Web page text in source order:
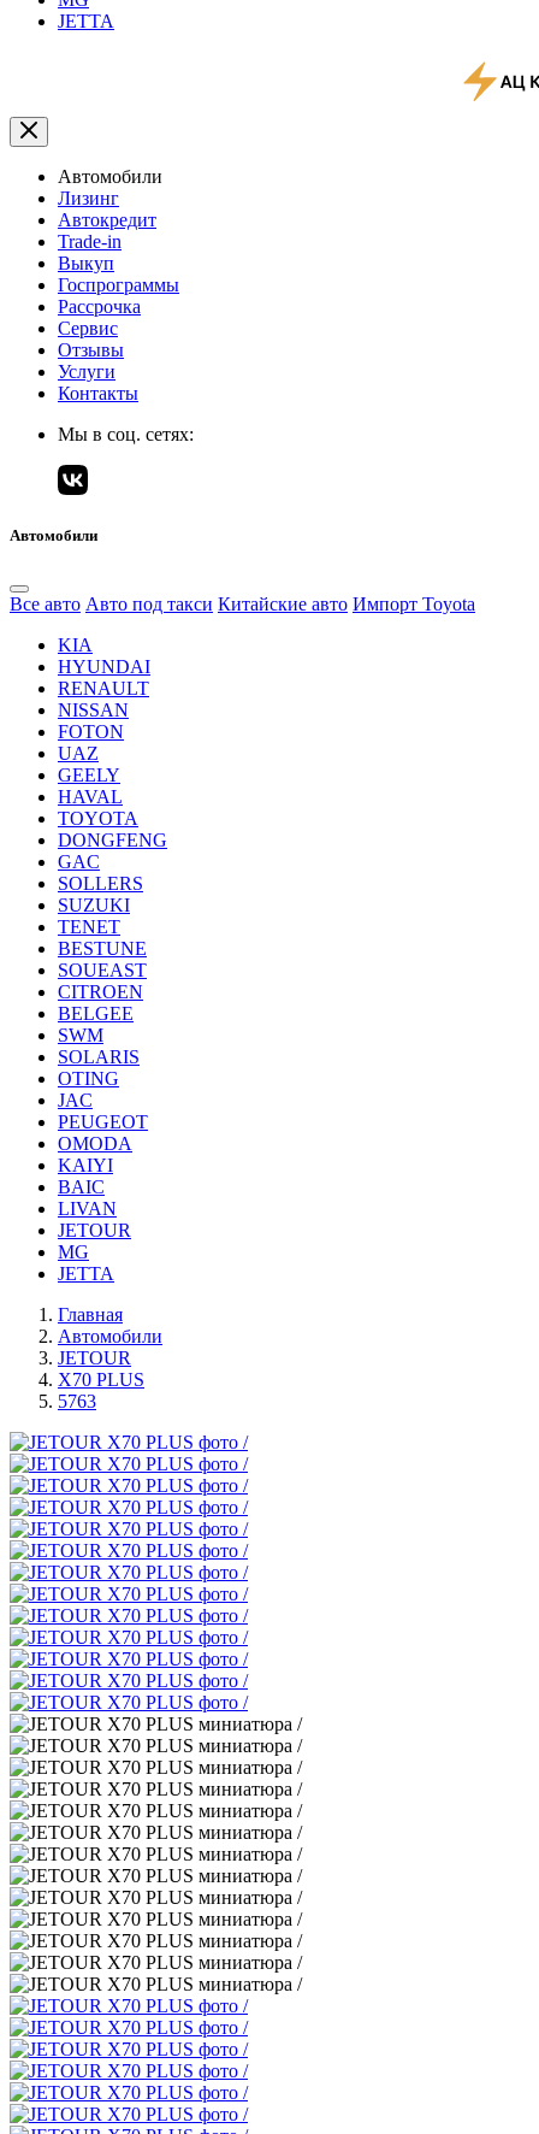
JETTA
Автомобили
Лизинг
Автокредит
Trade-in
Выкуп
Госпрограммы
Рассрочка
Сервис
Отзывы
Услуги
Контакты
Мы в соц. сетях:
Автомобили
Все авто Авто под такси Китайские авто Импорт Toyota
KIA
HYUNDAI
RENAULT
NISSAN
FOTON
UAZ
GEELY
HAVAL
TOYOTA
DONGFENG
GAC
SOLLERS
SUZUKI
TENET
BESTUNE
SOUEAST
CITROEN
BELGEE
SWM
SOLARIS
OTING
JAC
PEUGEOT
OMODA
KAIYI
BAIC
LIVAN
JETOUR
MG
JETTA
Главная
Автомобили
JETOUR
X70 PLUS
5763